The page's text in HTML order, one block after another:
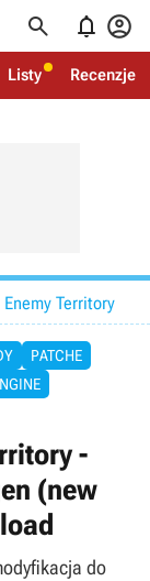
  
Listy Recenzje
Territory
PATCHE
-
(new
do